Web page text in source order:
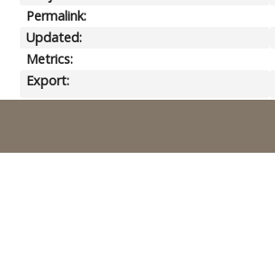
Permalink:
Updated:
Metrics:
Export: